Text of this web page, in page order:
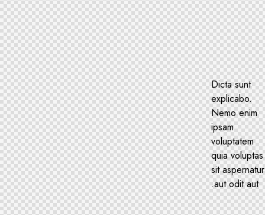
Dicta sunt
explicabo.
Nemo enim
ipsam
voluptatem
quia voluptas
sit aspernatur
aut odit aut.